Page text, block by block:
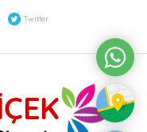
Twitter